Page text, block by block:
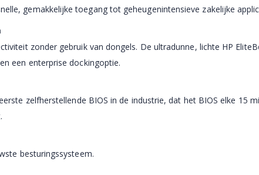
gemakkelijke toegang tot geheugenintensieve zakelijke
zonder gebruik van dongels. De ultradunne, lichte HP
een enterprise dockingoptie.
zelfherstellende BIOS in de industrie, dat het BIOS elke 15
besturingssysteem.